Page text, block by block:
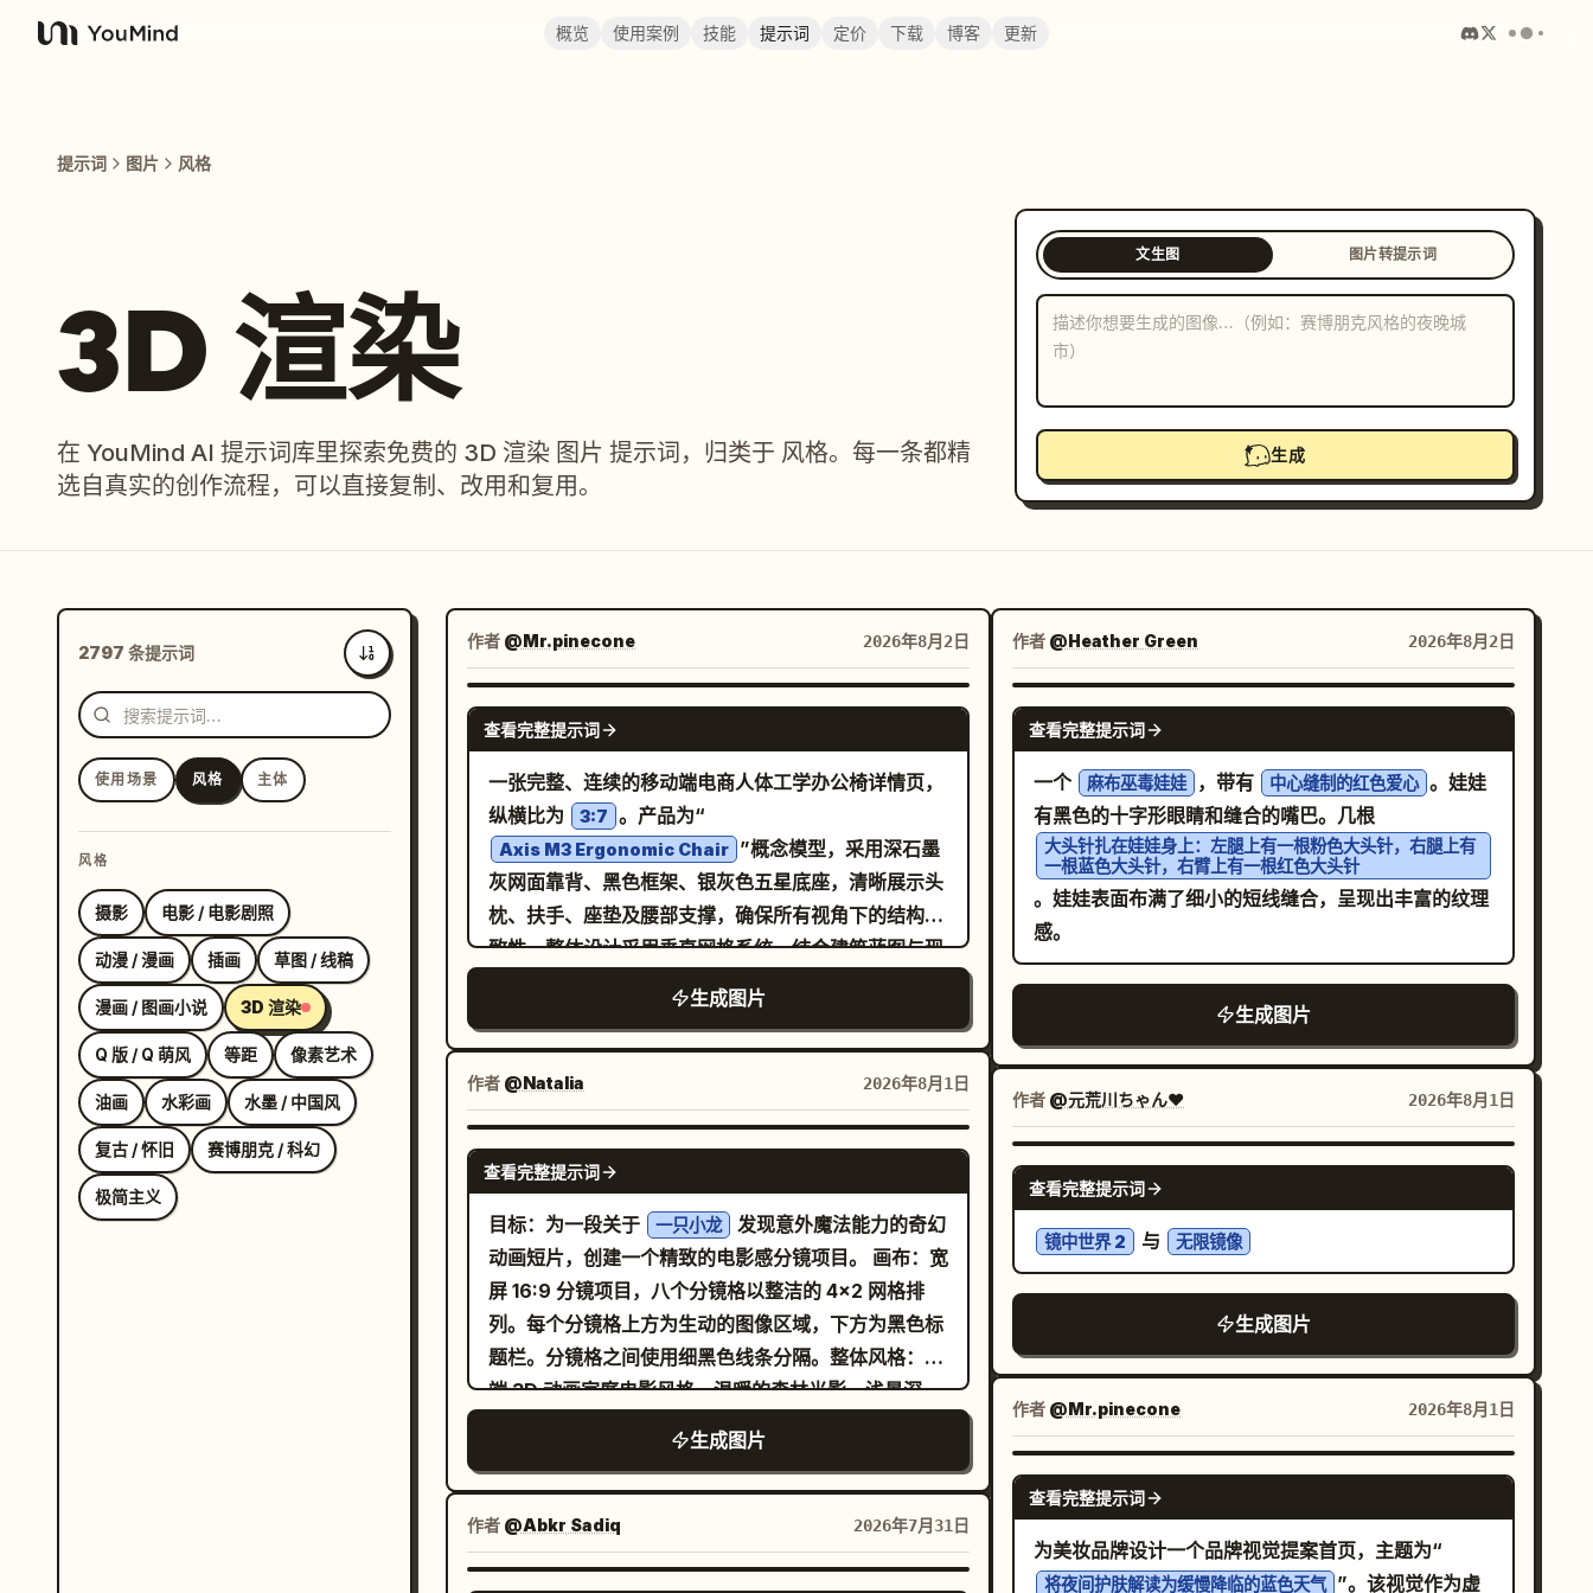
YouMind
概览 使用案例 技能 提示词 定价 下载 博客 更新
提示词 图片 风格
3D 渲染
在 YouMind AI 提示词库里探索免费的 3D 渲染 图片 提示词，归类于 风格。每一条都精
选自真实的创作流程，可以直接复制、改用和复用。
文生图 图片转提示词
生成
2797 条提示词
最新
使用场景 风格 主体
风格
摄影 电影 / 电影剧照
动漫 / 漫画 插画 草图 / 线稿
漫画 / 图画小说 3D 渲染
Q 版 / Q 萌风 等距 像素艺术
油画 水彩画 水墨 / 中国风
复古 / 怀旧 赛博朋克 / 科幻
极简主义
作者 @Mr.pinecone 2026年8月2日
NANO BANANA PRO
查看完整提示词
一张完整、连续的移动端电商人体工学办公椅详情页，
纵横比为
3:7 。产品为“
Axis M3 Ergonomic Chair ”概念模型，采用深石墨
灰网面靠背、黑色框架、银灰色五星底座，清晰展示头
枕、扶手、座垫及腰部支撑，确保所有视角下的结构一
致性。整体设计采用垂直网格系统，结合建筑蓝图与现
晰的窄体无衬线字体和等宽参数字体。首屏展示产品
3/4 视角形象；随后展示正面、侧面、背面及俯视辅助
视角；通过人体坐姿与办公桌的比例关系展示尺寸，不
推断具体的适用身高范围；以轮廓线标注头枕、靠背、
扶手、座垫、腰部支撑及椅脚，不提供内部爆炸结构；
展示办公、阅读及小憩场景；证据部分仅展示用户提供
的结构描述与来源，缺失项标注为“待确认信息”；参数
部分包含完整的椅子尺寸、座高范围、承重能力、材质
及调节项，未知数值不进行猜测；包装部分展示椅身、
已确认配件、安装说明及保养信息，缺失配件标注为
“待确认信息”；最后以结构确认总结及“查看尺寸与安
装说明”提示结尾。所有参数单位、尺寸线及信息卡片
必须完整填写。严禁包含虚构的人体工学认证、承重数
值、调节等级、健康改善效果、专利或测试结果。
生成图片
作者 @Natalia 2026年8月1日
GPT IMAGE 2
查看完整提示词
目标：为一段关于 一只小龙
发现意外魔法能力的奇幻
动画短片，创建一个精致的电影感分镜项目。 画布：宽
屏 16:9 分镜项目，八个分镜格以整洁的 4x2 网格排
列。每个分镜格上方为生动的图像区域，下方为黑色标
题栏。分镜格之间使用细黑色线条分隔。整体风格：高
端 3D 动画家庭电影风格，温暖的森林光影，浅景深，
富有表现力的角色表演，发光的粒子，繁茂的花朵、苔
藓、蝴蝶和柔和的金色阳光。 主体细节：主角是一只可
爱的小橙色幼龙，有着奶油色的肚子、大大的绿眼睛、
小小的角、小蝙蝠翅膀、圆润的吻部、柔软的鳞片以及
孩童般的比例。故事发生在一个充满花朵、长满苔藓的
生成图片
作者 @Abkr Sadiq 2026年7月31日
作者 @Heather Green 2026年8月2日
NANO BANANA PRO
查看完整提示词
一个 麻布巫毒娃娃 ，带有 中心缝制的红色爱心 。娃娃
有黑色的十字形眼睛和缝合的嘴巴。几根
大头针扎在娃娃身上：左腿上有一根粉色大头针，右腿上有
一根蓝色大头针，右臂上有一根红色大头针
。娃娃表面布满了细小的短线缝合，呈现出丰富的纹理
感。
生成图片
作者 @元荒川ちゃん❤ 2026年8月1日
NANO BANANA PRO
查看完整提示词
镜中世界 2 与 无限镜像
生成图片
作者 @Mr.pinecone 2026年8月1日
GPT IMAGE 2
查看完整提示词
为美妆品牌设计一个品牌视觉提案首页，主题为“
将夜间护肤解读为缓慢降临的蓝色天气 ”。该视觉作为虚